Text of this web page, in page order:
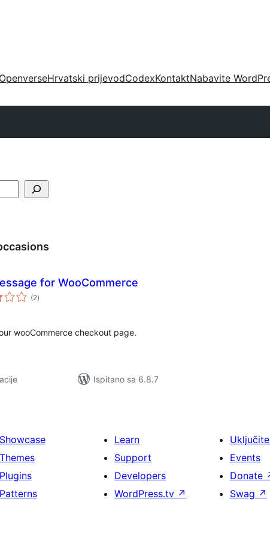
OpenverseHrvatski prijevodCodexKontaktNabavite
for WooCommerce
(2ukupna
ocijena
)
wooCommerce checkout page.
Ispitano sa 6.8.7
Showcase
Themes
Plugins
Patterns
Learn
Support
Developers
WordPress.tv ↗
Events
Donate
Swag ↗